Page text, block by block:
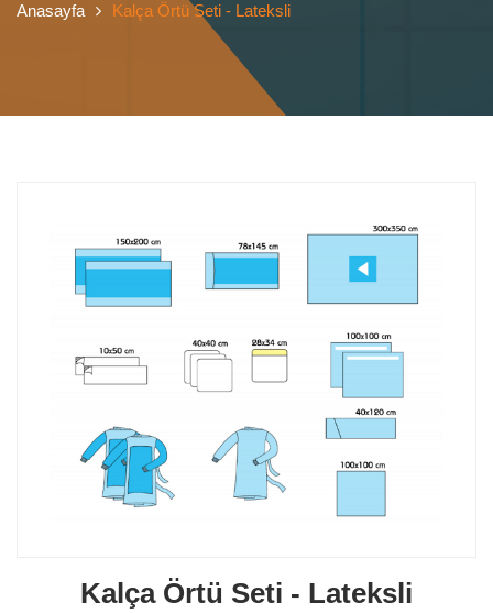
Anasayfa Kalça Örtü Seti - Lateksli
Kalça Örtü Seti - Lateksli